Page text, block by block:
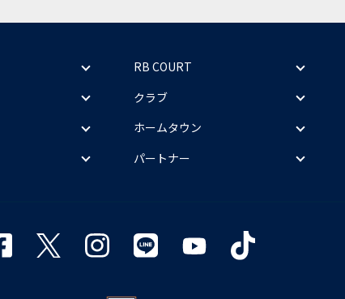
RB COURT
クラブ
ホームタウン
パートナー